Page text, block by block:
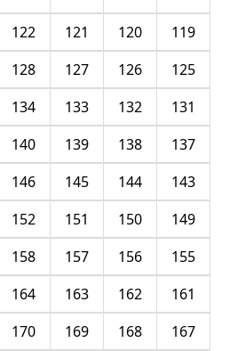
119
120
121
122
125
126
127
128
131
132
133
134
137
138
139
140
143
144
145
146
149
150
151
152
155
156
157
158
161
162
163
164
167
168
169
170